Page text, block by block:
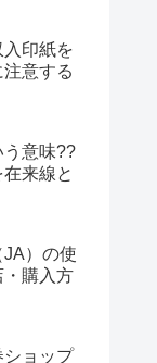
印紙を
意する
う意味??
来線と
）の使
・購入方
ショップ